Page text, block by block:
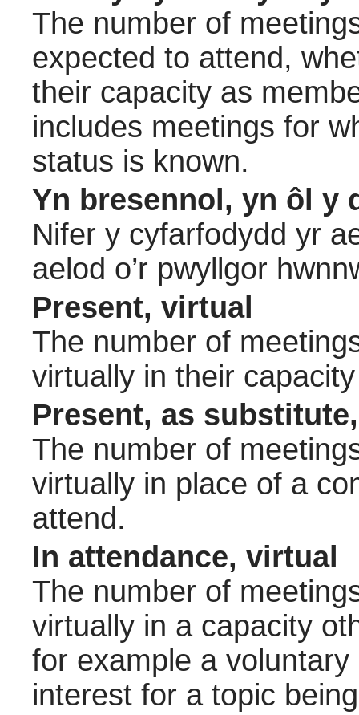
The number of
expected to attend,
their capacity as
includes meetings for
status is known.
Yn bresennol, yn ôl y
Nifer y cyfarfodydd yr
aelod o’r pwyllgor
Present, virtual
The number of
virtually in their
Present, as
The number of
virtually in place of a
attend.
In attendance, virtual
The number of
virtually in a capacity
for example a
interest for a topic